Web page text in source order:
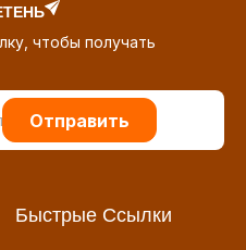
чтобы получать
Отправить
Быстрые Ссылки